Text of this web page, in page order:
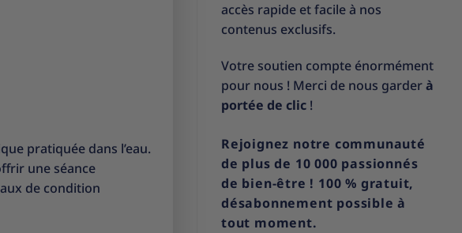
pratiquée dans l’eau.
une séance
de condition
accès rapide et facile à nos
contenus exclusifs.
Votre soutien compte énormément
pour nous ! Merci de nous garderà
portée de clic !
Rejoignez notre communauté
de plus de 10 000 passionnés
de bien-être ! 100 % gratuit,
désabonnement possible à
tout moment.